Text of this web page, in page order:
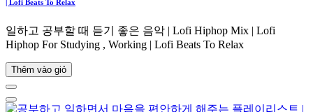
| Lofi Beats To Relax
일하고 공부할 때 듣기 좋은 음악 | Lofi Hiphop Mix | Lofi
Hiphop For Studying , Working | Lofi Beats To Relax
Thêm vào giỏ